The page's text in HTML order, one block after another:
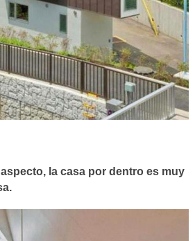
la casa por dentro es muy